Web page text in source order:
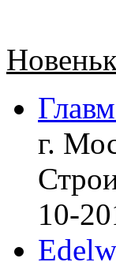
г.
10-